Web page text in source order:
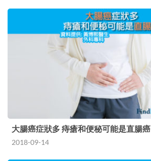
大腸癌症狀多 痔瘡和便秘可能是直腸癌
2018-09-14